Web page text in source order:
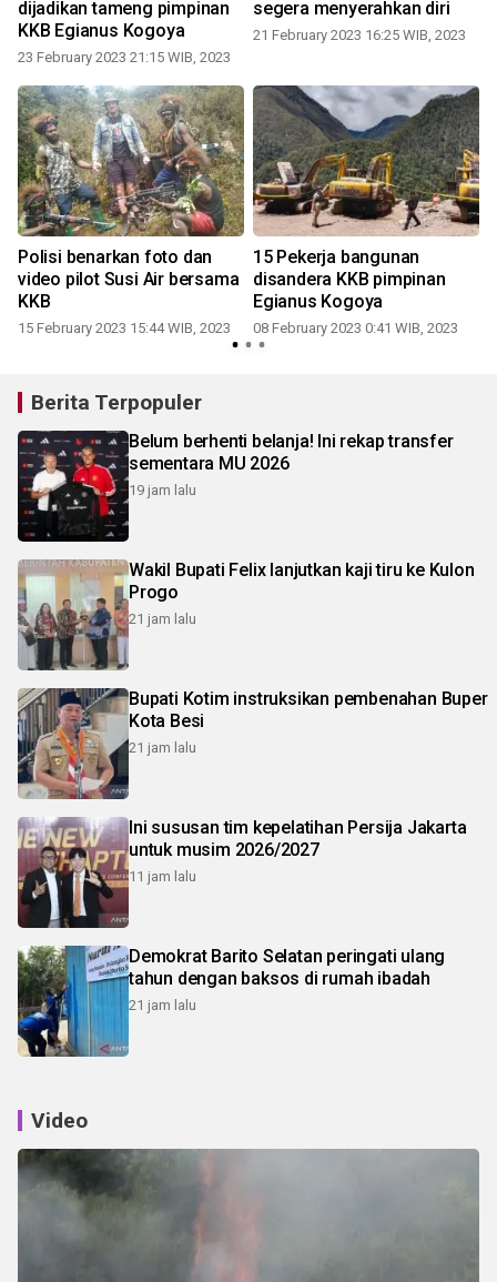
dijadikan tameng pimpinan
KKB Egianus Kogoya
23 February 2023 21:15 WIB, 2023
segera menyerahkan diri
21 February 2023 16:25 WIB, 2023
Polisi benarkan foto dan
video pilot Susi Air bersama
KKB
15 February 2023 15:44 WIB, 2023
15 Pekerja bangunan
disandera KKB pimpinan
Egianus Kogoya
08 February 2023 0:41 WIB, 2023
Berita Terpopuler
Belum berhenti belanja! Ini rekap transfer
sementara MU 2026
19 jam lalu
Wakil Bupati Felix lanjutkan kaji tiru ke Kulon
Progo
21 jam lalu
Bupati Kotim instruksikan pembenahan Buper
Kota Besi
21 jam lalu
Ini sususan tim kepelatihan Persija Jakarta
untuk musim 2026/2027
11 jam lalu
Demokrat Barito Selatan peringati ulang
tahun dengan baksos di rumah ibadah
21 jam lalu
Video